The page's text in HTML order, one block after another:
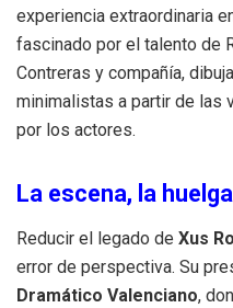
experiencia extraordinaria
fascinado por el talento de
Contreras y compañía,
minimalistas a partir de las
por los actores.
La escena, la
Reducir el legado de Xus
error de perspectiva. Su
Dramático Valenciano,